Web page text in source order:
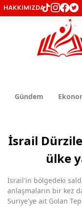
Gündem
İsrail
ülke
İsrail'in bölgedeki
anlaşmaların bir kez
Suriye'ye ait Golan
HAKKIMIZDA